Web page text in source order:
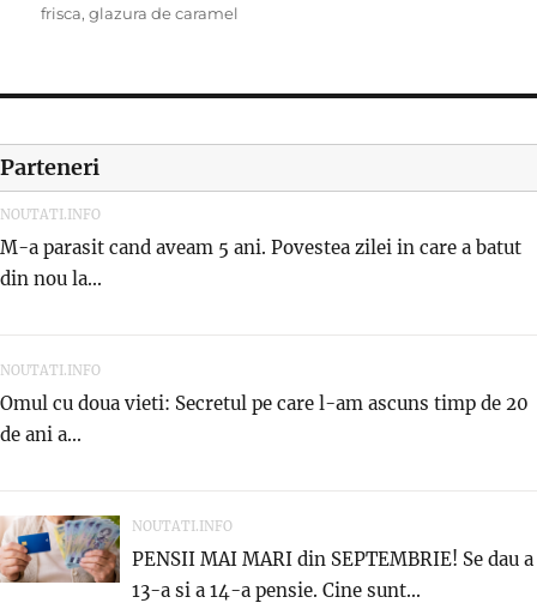
on
frisca,glazura de caramel
Parteneri
NOUTATI.INFO
M-a parasit cand aveam 5 ani. Povestea zilei in care a batut
din nou la...
NOUTATI.INFO
Omul cu doua vieti: Secretul pe care l-am ascuns timp de 20
de ani a...
NOUTATI.INFO
PENSII MAI MARI din SEPTEMBRIE! Se dau a
13-a si a 14-a pensie. Cine sunt...